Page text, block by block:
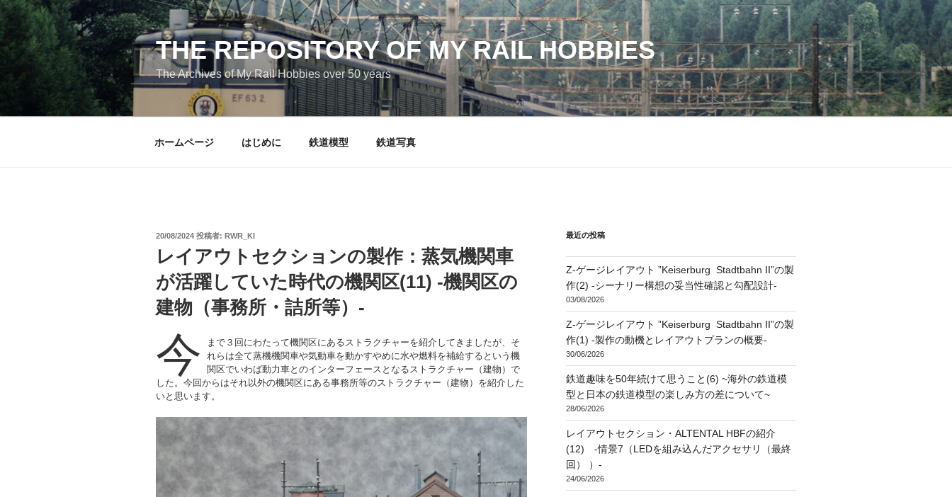
コ
ン
テ
THE REPOSITORY OF MY RAIL HOBBIES
The Archives of My Rail Hobbies over 50 years
ホームページ はじめに 鉄道模型 鉄道写真
投
日:
20/08/2024 投稿者: RWR_KI
レイアウトセクションの製作：蒸気機関車
が活躍していた時代の機関区(11) -機関区の
建物（事務所・詰所等）-
今
まで３回にわたって機関区にあるストラクチャーを紹介してきましたが、そ
れらは全て蒸機機関車や気動車を動かすやめに水や燃料を補給するという機
関区でいわば動力車とのインターフェースとなるストラクチャー（建物）で
した。今回からはそれ以外の機関区にある事務所等のストラクチャー（建物）を紹介した
いと思います。
最近の投稿
Z-ゲージレイアウト ”Keiserburg Stadtbahn II”の製
作(2) -シーナリー構想の妥当性確認と勾配設計-
03/08/2026
Z-ゲージレイアウト ”Keiserburg Stadtbahn II”の製
作(1) -製作の動機とレイアウトプランの概要-
30/06/2026
鉄道趣味を50年続けて思うこと(6) ~海外の鉄道模
型と日本の鉄道模型の楽しみ方の差について~
28/06/2026
レイアウトセクション・ALTENTAL HBFの紹介
(12) -情景7（LEDを組み込んだアクセサリ（最終
回） ）-
24/06/2026